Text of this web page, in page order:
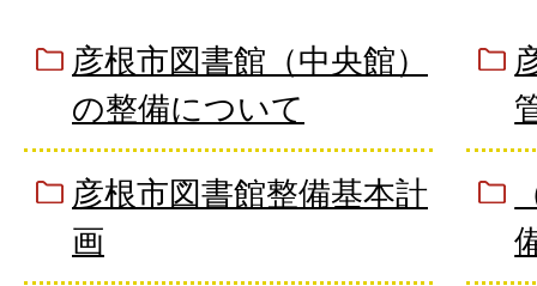
彦根市図書館（中央館）
の整備について
彦根市図書館整備基本計
画